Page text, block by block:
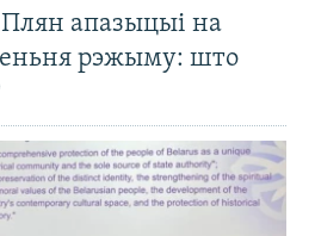
апазыцыі на
рэжыму: што